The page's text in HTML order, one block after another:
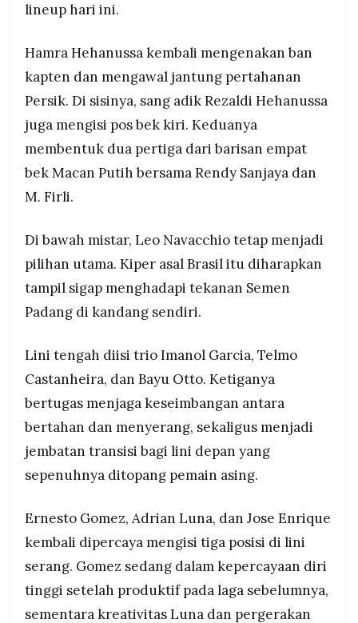
RESOLUSI
lineup hari ini.
Hamra Hehanussa kembali mengenakan ban
kapten dan mengawal jantung pertahanan
Persik. Di sisinya, sang adik Rezaldi Hehanussa
juga mengisi pos bek kiri. Keduanya
membentuk dua pertiga dari barisan empat
bek Macan Putih bersama Rendy Sanjaya dan
M. Firli.
Di bawah mistar, Leo Navacchio tetap menjadi
pilihan utama. Kiper asal Brasil itu diharapkan
tampil sigap menghadapi tekanan Semen
Padang di kandang sendiri.
Lini tengah diisi trio Imanol Garcia, Telmo
Castanheira, dan Bayu Otto. Ketiganya
bertugas menjaga keseimbangan antara
bertahan dan menyerang, sekaligus menjadi
jembatan transisi bagi lini depan yang
sepenuhnya ditopang pemain asing.
Ernesto Gomez, Adrian Luna, dan Jose Enrique
kembali dipercaya mengisi tiga posisi di lini
serang. Gomez sedang dalam kepercayaan diri
tinggi setelah produktif pada laga sebelumnya,
sementara kreativitas Luna dan pergerakan